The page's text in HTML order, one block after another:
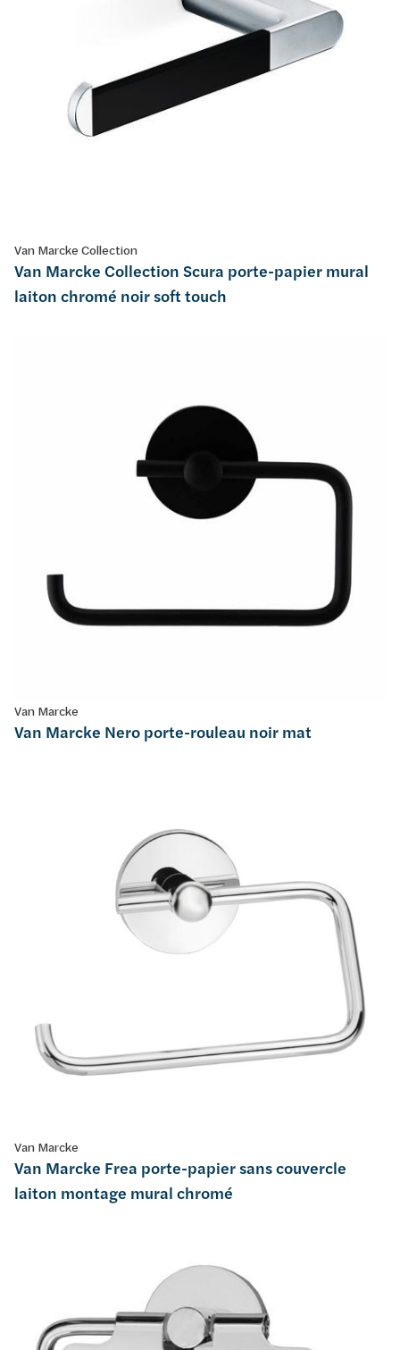
Van Marcke Collection
Van Marcke Collection Scura porte-papier mural
laiton chromé noir soft touch
Van Marcke
Van Marcke Nero porte-rouleau noir mat
Van Marcke
Van Marcke Frea porte-papier sans couvercle
laiton montage mural chromé